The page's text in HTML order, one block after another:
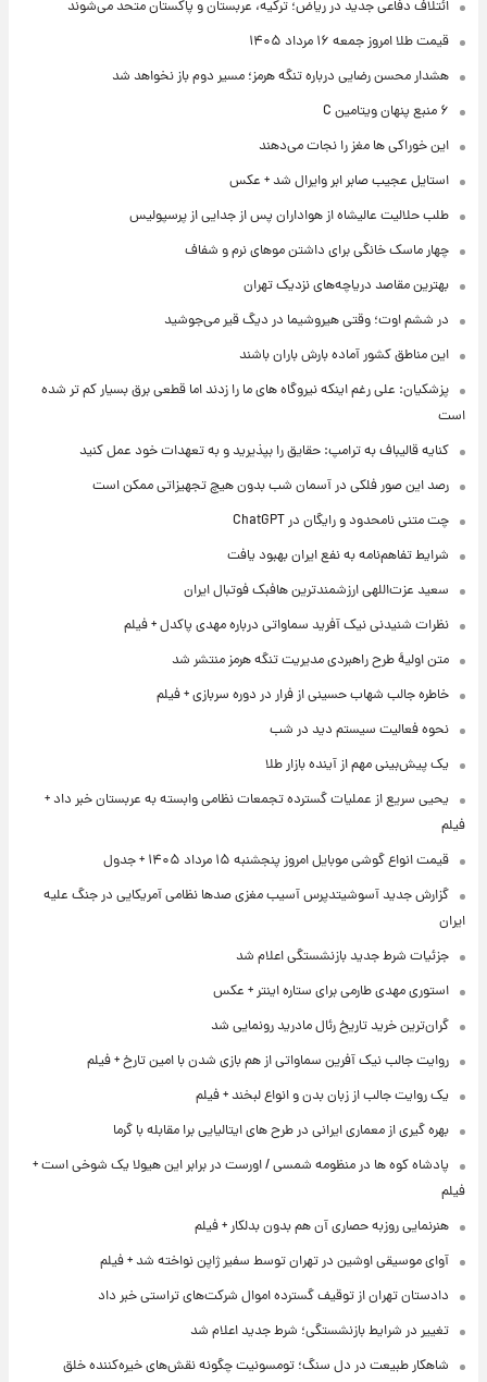
ائتلاف دفاعی جدید در ریاض؛ ترکیه، عربستان و پاکستان متحد می‌شوند
قیمت طلا امروز جمعه ۱۶ مرداد ۱۴۰۵
هشدار محسن رضایی درباره تنگه هرمز؛ مسیر دوم باز نخواهد شد
۶ منبع پنهان ویتامین C
این خوراکی ها مغز را نجات می‌دهند
استایل عجیب صابر ابر وایرال شد + عکس
طلب حلالیت عالیشاه از هواداران پس از جدایی از پرسپولیس
چهار ماسک خانگی برای داشتن موهای نرم و شفاف
بهترین مقاصد دریاچه‌های نزدیک تهران
در ششم اوت؛ وقتی هیروشیما در دیگ قیر می‌جوشید
این مناطق کشور آماده بارش باران باشند
پزشکیان: علی رغم اینکه نیروگاه های ما را زدند اما قطعی برق بسیار کم تر شده
است
کنایه قالیباف به ترامپ: حقایق را بپذیرید و به تعهدات خود عمل کنید
رصد این صور فلکی در آسمان شب بدون هیچ تجهیزاتی ممکن است
چت متنی نامحدود و رایگان در ChatGPT
شرایط تفاهم‌نامه به نفع ایران بهبود یافت
سعید عزت‌اللهی ارزشمندترین هافبک فوتبال ایران
نظرات شنیدنی نیک آفرید سماواتی درباره مهدی پاکدل + فیلم
متن اولیۀ طرح راهبردی مدیریت تنگه هرمز منتشر شد
خاطره جالب شهاب حسینی از فرار در دوره سربازی + فیلم
نحوه فعالیت سیستم دید در شب
یک پیش‌بینی مهم از آینده بازار طلا
یحیی سریع از عملیات گسترده تجمعات نظامی وابسته به عربستان خبر داد +
فیلم
قیمت انواع گوشی موبایل امروز پنجشنبه ۱۵ مرداد ۱۴۰۵ + جدول
گزارش جدید آسوشیتدپرس آسیب مغزی صدها نظامی آمریکایی در جنگ علیه
ایران
جزئیات شرط جدید بازنشستگی اعلام شد
استوری مهدی طارمی برای ستاره اینتر + عکس
گران‌ترین خرید تاریخ رئال مادرید رونمایی شد
روایت جالب نیک آفرین سماواتی از هم بازی شدن با امین تارخ + فیلم
یک روایت جالب از زبان بدن و انواع لبخند + فیلم
بهره گیری از معماری ایرانی در طرح های ایتالیایی برا مقابله با گرما
پادشاه کوه ها در منظومه شمسی / اورست در برابر این هیولا یک شوخی است +
فیلم
هنرنمایی روزبه حصاری آن هم بدون بدلکار + فیلم
آوای موسیقی اوشین در تهران توسط سفیر ژاپن نواخته شد + فیلم
دادستان تهران از توقیف گسترده اموال شرکت‌های تراستی خبر داد
تغییر در شرایط بازنشستگی؛ شرط جدید اعلام شد
شاهکار طبیعت در دل سنگ؛ تومسونیت چگونه نقش‌های خیره‌کننده خلق